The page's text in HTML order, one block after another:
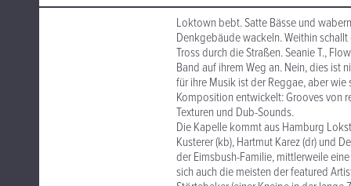
Loktown bebt. Satte Bässe und
Denkgebäude wackeln. Weithin
Tross durch die Straßen. Seanie T.,
Band auf ihrem Weg an. Nein, dies ist
für ihre Musik ist der Reggae, aber
Komposition entwickelt: Grooves von
Texturen und Dub-Sounds.
Die Kapelle kommt aus Hamburg
Kusterer (kb), Hartmut Karez (dr) und
der Eimsbush-Familie, mittlerweile
sich auch die meisten der featured